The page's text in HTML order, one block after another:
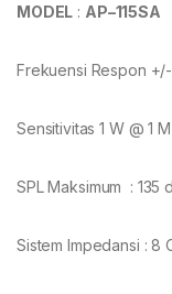
MODEL : AP–115SA
Frekuensi Respon
Sensitivitas 1 W @ 1
SPL Maksimum : 135
Sistem Impedansi : 8